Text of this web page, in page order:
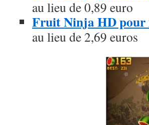
au lieu de 0,89 euro
Fruit Ninja HD pour
au lieu de 2,69 euros